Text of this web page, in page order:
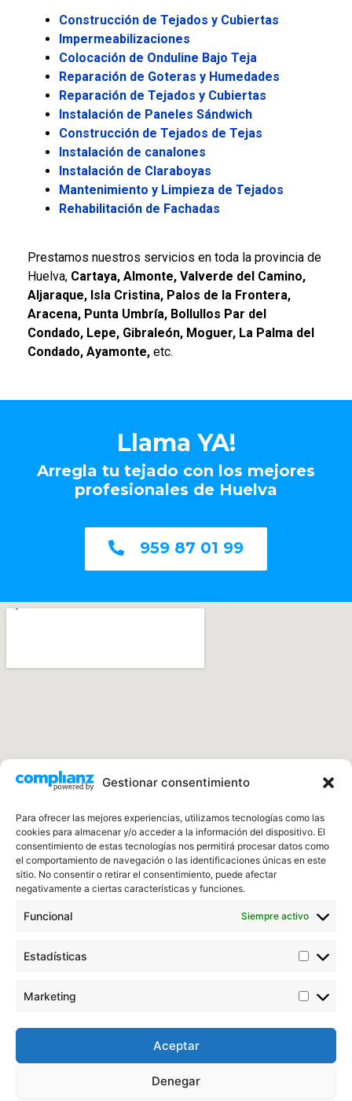
Gestionar consentimiento
Para ofrecer las mejores experiencias, utilizamos tecnologías como las
cookies para almacenar y/o acceder a la información del dispositivo. El
consentimiento de estas tecnologías nos permitirá procesar datos como
el comportamiento de navegación o las identificaciones únicas en este
sitio. No consentir o retirar el consentimiento, puede afectar
negativamente a ciertas características y funciones.
Funcional Siempre activo
Estadísticas
Marketing
Aceptar
Denegar
Construcción de Tejados y Cubiertas
Impermeabilizaciones
Colocación de Onduline Bajo Teja
Reparación de Goteras y Humedades
Reparación de Tejados y Cubiertas
Instalación de Paneles Sándwich
Construcción de Tejados de Tejas
Instalación de canalones
Instalación de Claraboyas
Mantenimiento y Limpieza de Tejados
Rehabilitación de Fachadas
Prestamos nuestros servicios en toda la provincia de
Huelva, Cartaya, Almonte, Valverde del Camino,
Aljaraque, Isla Cristina, Palos de la Frontera,
Aracena, Punta Umbría, Bollullos Par del
Condado, Lepe, Gibraleón, Moguer, La Palma del
Condado, Ayamonte, etc.
Llama YA!
Arregla tu tejado con los mejores
profesionales de Huelva
959 87 01 99
Los mejores profesionales para reparar tu
Inicio
Horario
Lun - Dom ➤ Abierto 24 Horas
Política de Privacidad